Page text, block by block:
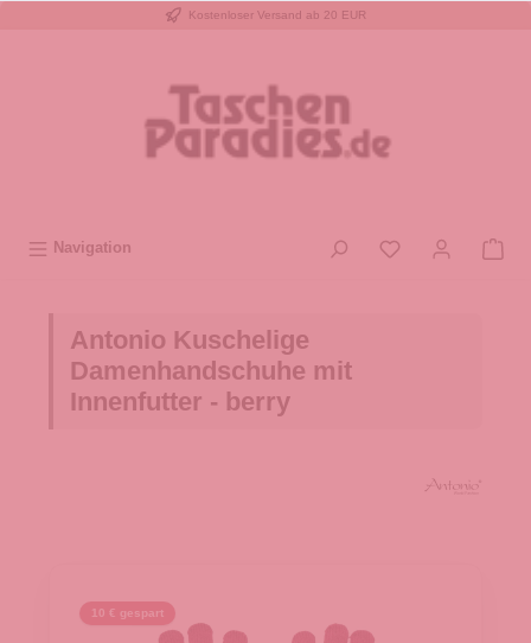
Kostenloser Versand ab 20 EUR
Navigation
Antonio Kuschelige
Damenhandschuhe mit
Innenfutter - berry
10 € gespart